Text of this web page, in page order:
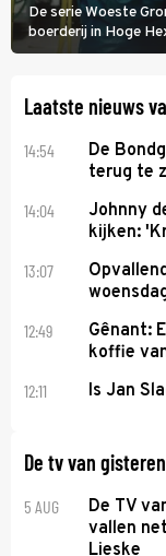
De serie Woeste
boerderij in Hoge
koeien moest
Laatste nieuws
14:54
De
terug te
14:04
Johnny
kijken:
13:07
12:49
Gênant:
koffie
12:11 Is Jan
De tv van gisteren
5 AUG
De TV
vallen
Lieske